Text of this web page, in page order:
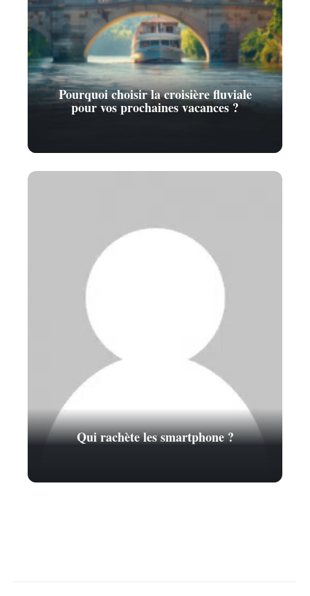
Pourquoi choisir la croisière fluviale
pour vos prochaines vacances ?
Qui rachète les smartphone ?